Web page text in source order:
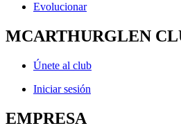
Evolucionar
MCARTHURGLEN
Únete al club
Iniciar sesión
EMPRESA